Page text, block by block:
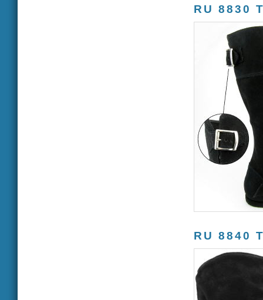
RU 8830
RU 8840